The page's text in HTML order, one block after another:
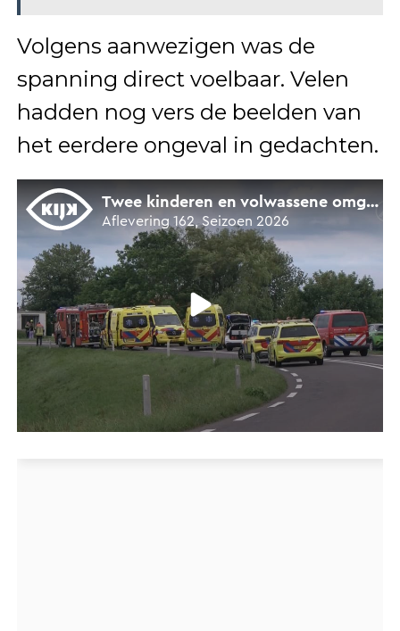
Volgens aanwezigen was de
spanning direct voelbaar. Velen
hadden nog vers de beelden van
het eerdere ongeval in gedachten.